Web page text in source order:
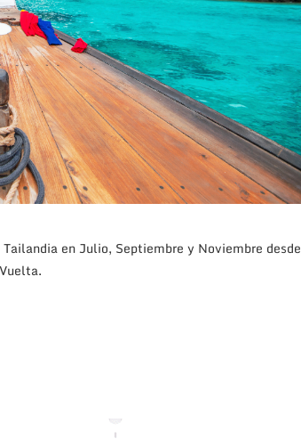
en Julio, Septiembre y Noviembre desde